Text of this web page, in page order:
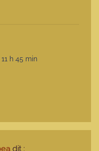
h 45 min
dit :